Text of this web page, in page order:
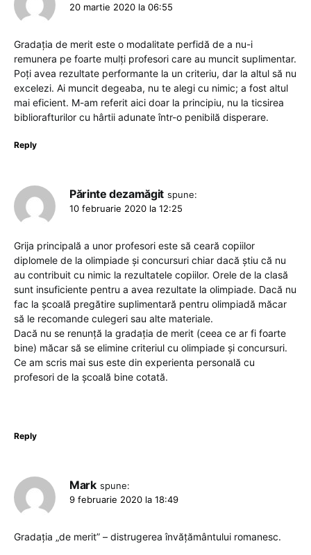
20 martie 2020 la 06:55
Gradația de merit este o modalitate perfidă de a nu-i
remunera pe foarte mulți profesori care au muncit suplimentar.
Poți avea rezultate performante la un criteriu, dar la altul să nu
excelezi. Ai muncit degeaba, nu te alegi cu nimic; a fost altul
mai eficient. M-am referit aici doar la principiu, nu la ticsirea
bibliorafturilor cu hârtii adunate într-o penibilă disperare.
Reply
Părinte dezamăgit spune:
10 februarie 2020 la 12:25
Grija principală a unor profesori este să ceară copiilor
diplomele de la olimpiade și concursuri chiar dacă știu că nu
au contribuit cu nimic la rezultatele copiilor. Orele de la clasă
sunt insuficiente pentru a avea rezultate la olimpiade. Dacă nu
fac la școală pregătire suplimentară pentru olimpiadă măcar
să le recomande culegeri sau alte materiale.
Dacă nu se renunță la gradația de merit (ceea ce ar fi foarte
bine) măcar să se elimine criteriul cu olimpiade și concursuri.
Ce am scris mai sus este din experienta personală cu
profesori de la școală bine cotată.
Reply
Mark spune:
9 februarie 2020 la 18:49
Gradația „de merit” – distrugerea învățământului romanesc.